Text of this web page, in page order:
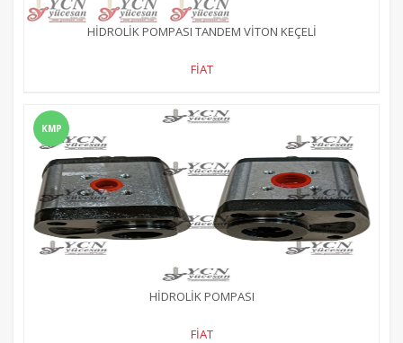
HİDROLİK POMPASI TANDEM VİTON KEÇELİ
FİAT
KMP
HİDROLİK POMPASI
FİAT